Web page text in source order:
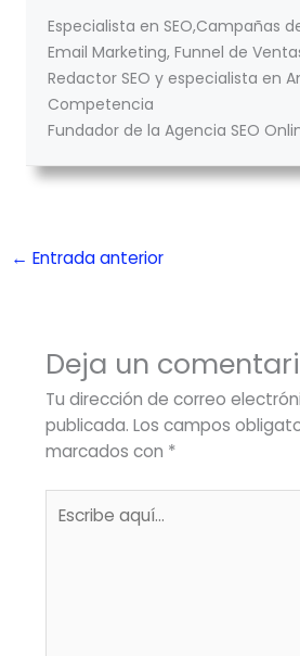
Especialista en SEO,Campañas
Email Marketing, Funnel de
Redactor SEO y especialista en
Competencia
Fundador de la Agencia SEO
← Entrada anterior
Deja un
Tu dirección de correo
publicada. Los campos
marcados con *
aquí...